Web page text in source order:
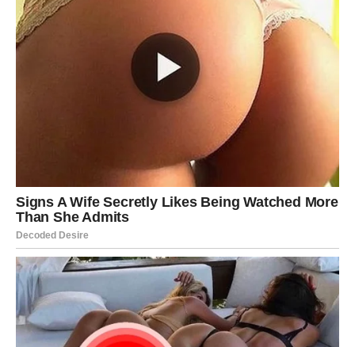
pripremali za ono što dolazi.
A ono što dolazi moglo bi vam potpuno promijeniti život.
Mnogi Ovnovi će tokom ovog perioda dobiti ono što su
dugo priželjkivali — iskrenu ljubav, podršku, sigurnost i
osjećaj da konačno imaju razlog za osmijeh.
Pred vama je period koji ćete
dugo pamtiti
Zvijezde vam sada donose novu energiju, mnogo više
samopouzdanja i priliku da konačno osjetite kako izgleda
kada život radi u vašu korist.
Mnogi Ovnovi će tokom ove sedmice upoznati ljude koji